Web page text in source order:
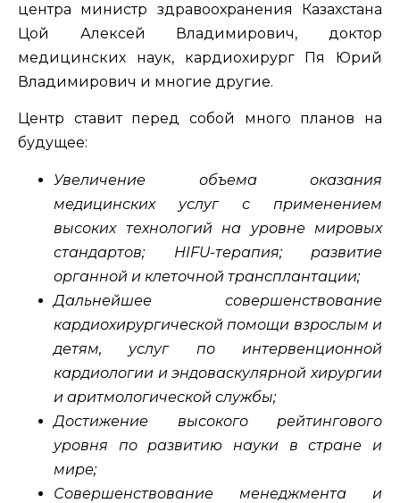
центра министр здравоохранения Казахстана
Цой Алексей Владимирович, доктор
медицинских наук, кардиохирург Пя Юрий
Владимирович и многие другие.
Центр ставит перед собой много планов на
будущее:
Увеличение объема оказания
медицинских услуг с применением
высоких технологий на уровне мировых
стандартов; HIFU-терапия; развитие
органной и клеточной трансплантации;
Дальнейшее совершенствование
кардиохирургической помощи взрослым и
детям, услуг по интервенционной
кардиологии и эндоваскулярной хирургии
и аритмологической службы;
Достижение высокого рейтингового
уровня по развитию науки в стране и
мире;
Совершенствование менеджмента и